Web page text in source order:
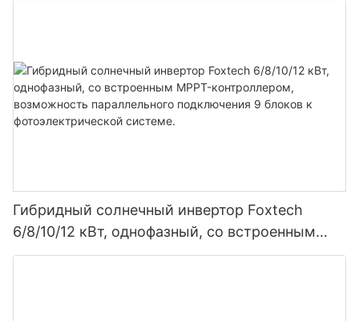
Гибридный солнечный инвертор Foxtech
6/8/10/12 кВт, однофазный, со встроенным
MPPT-контроллером, возможность